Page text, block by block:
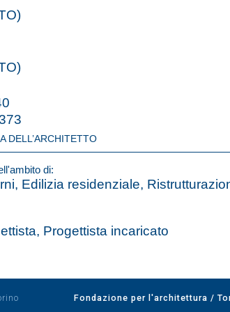
DELL’ARCHITETTO
di:
Edilizia residenziale,
Progettista incaricato
Fondazione per l'architettura /